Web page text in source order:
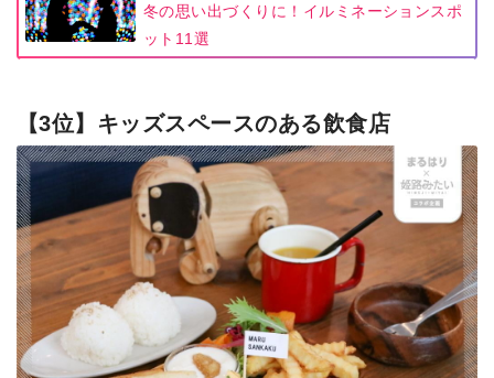
冬の思い出づくりに！イルミネーションスポ
ット11選
【3位】キッズスペースのある飲食店